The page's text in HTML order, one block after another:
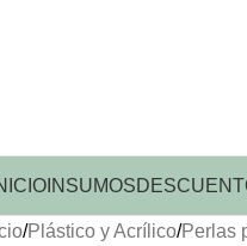
INSUMOS
Plástico y Acrílico Perlas